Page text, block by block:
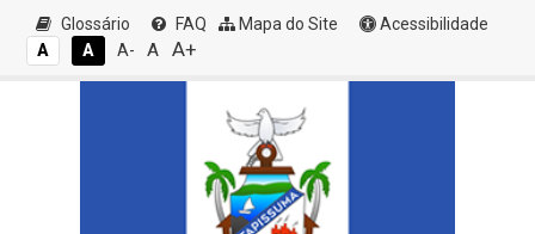
Glossário FAQ Mapa do Site
Acessibilidade
A
A A- A A+